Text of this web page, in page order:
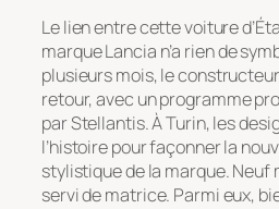
Le lien entre cette voiture
marque Lancia n’a rien de
plusieurs mois, le
retour, avec un programme
par Stellantis. À Turin, les
l’histoire pour façonner la
stylistique de la marque. Neuf
servi de matrice. Parmi eux,